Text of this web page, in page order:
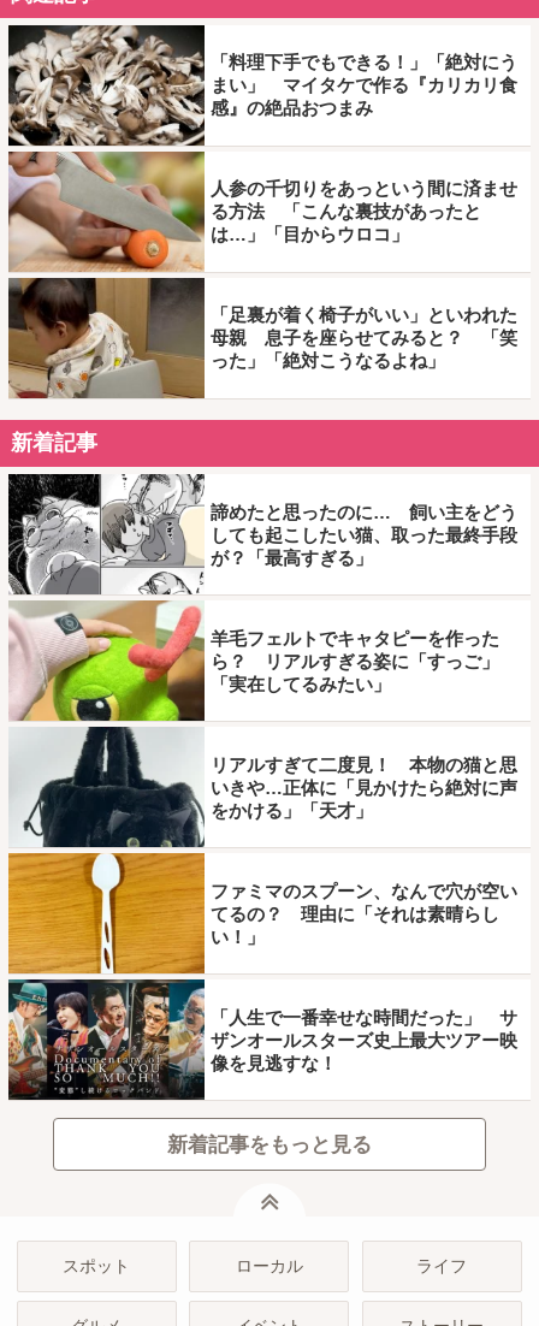
「料理下手でもできる！」「絶対にう
まい」 マイタケで作る『カリカリ食
感』の絶品おつまみ
人参の千切りをあっという間に済ませ
る方法 「こんな裏技があったと
は…」「目からウロコ」
「足裏が着く椅子がいい」といわれた
母親 息子を座らせてみると？ 「笑
った」「絶対こうなるよね」
新着記事
諦めたと思ったのに… 飼い主をどう
しても起こしたい猫、取った最終手段
が？「最高すぎる」
羊毛フェルトでキャタピーを作った
ら？ リアルすぎる姿に「すっご」
「実在してるみたい」
リアルすぎて二度見！ 本物の猫と思
いきや…正体に「見かけたら絶対に声
をかける」「天才」
ファミマのスプーン、なんで穴が空い
てるの？ 理由に「それは素晴らし
い！」
「人生で一番幸せな時間だった」 サ
ザンオールスターズ史上最大ツアー映
像を見逃すな！
新着記事をもっと見る
スポット ローカル ライフ